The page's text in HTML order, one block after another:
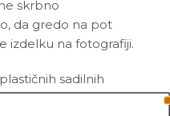
skrbno
da gredo na pot
izdelku na fotografiji.
sadilnih
v ceno.